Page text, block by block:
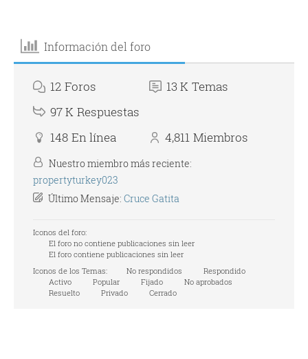
Información del foro
12 Foros 13 K Temas
97 K Respuestas
148 En línea 4,811 Miembros
Nuestro miembro más reciente:
propertyturkey023
Último Mensaje: Cruce Gatita
Iconos del foro:
El foro no contiene publicaciones sin leer
El foro contiene publicaciones sin leer
Iconos de los Temas:
No respondidos
Respondido
Activo
Popular Fijado
No aprobados
Resuelto
Privado Cerrado